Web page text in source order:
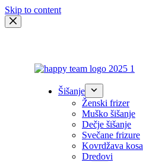
Skip to content
Šišanje
Ženski frizer
Muško šišanje
Dečje šišanje
Svečane frizure
Kovrdžava kosa
Dredovi